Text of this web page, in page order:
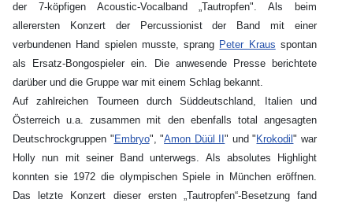
der 7-köpfigen Acoustic-Vocalband „Tautropfen". Als beim
allerersten Konzert der Percussionist der Band mit einer
verbundenen Hand spielen musste, sprang Peter Kraus spontan
als Ersatz-Bongospieler ein. Die anwesende Presse berichtete
darüber und die Gruppe war mit einem Schlag bekannt.
Auf zahlreichen Tourneen durch Süddeutschland, Italien und
Österreich u.a. zusammen mit den ebenfalls total angesagten
Deutschrockgruppen " Embryo", "Amon Düül II" und " Krokodil" war
Holly nun mit seiner Band unterwegs. Als absolutes Highlight
konnten sie 1972 die olympischen Spiele in München eröffnen.
Das letzte Konzert dieser ersten „Tautropfen“-Besetzung fand